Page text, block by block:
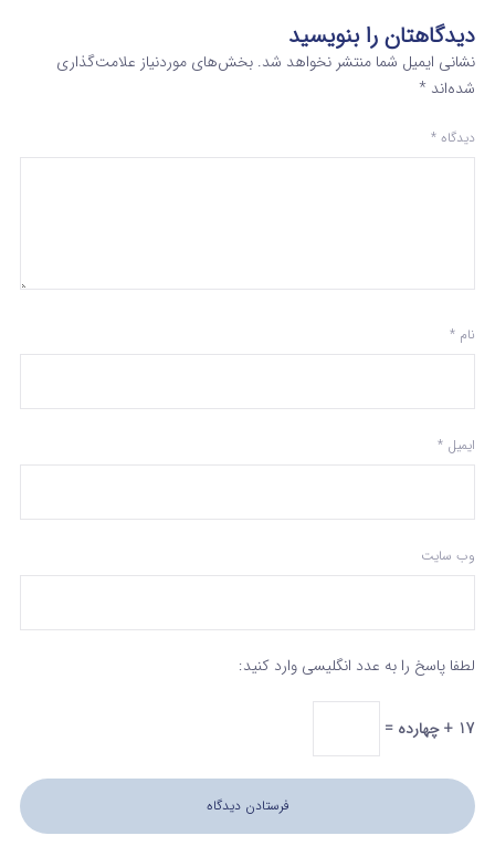
دیدگاهتان را بنویسید
نشانی ایمیل شما منتشر نخواهد شد. بخش‌های موردنیاز علامت‌گذاری
شده‌اند *
دیدگاه *
نام *
ایمیل *
وب‌ سایت
لطفا پاسخ را به عدد انگلیسی وارد کنید:
17 + چهارده =